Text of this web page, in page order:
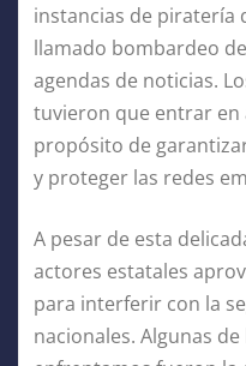
instancias de piratería
llamado bombardeo
agendas de noticias.
tuvieron que entrar en
propósito de
y proteger las redes
A pesar de esta
actores estatales
para interferir con la
nacionales. Algunas